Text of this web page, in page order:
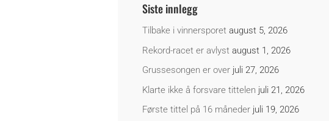
Siste innlegg
Tilbake i vinnersporet august 5, 2026
Rekord-racet er avlyst august 1, 2026
Grussesongen er over juli 27, 2026
Klarte ikke å forsvare tittelen juli 21, 2026
Første tittel på 16 måneder juli 19, 2026